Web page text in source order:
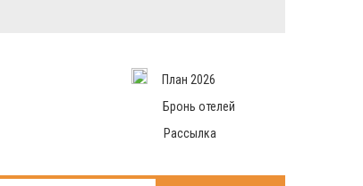
Запомнить меня
План 2026
Бронь отелей
Рассылка